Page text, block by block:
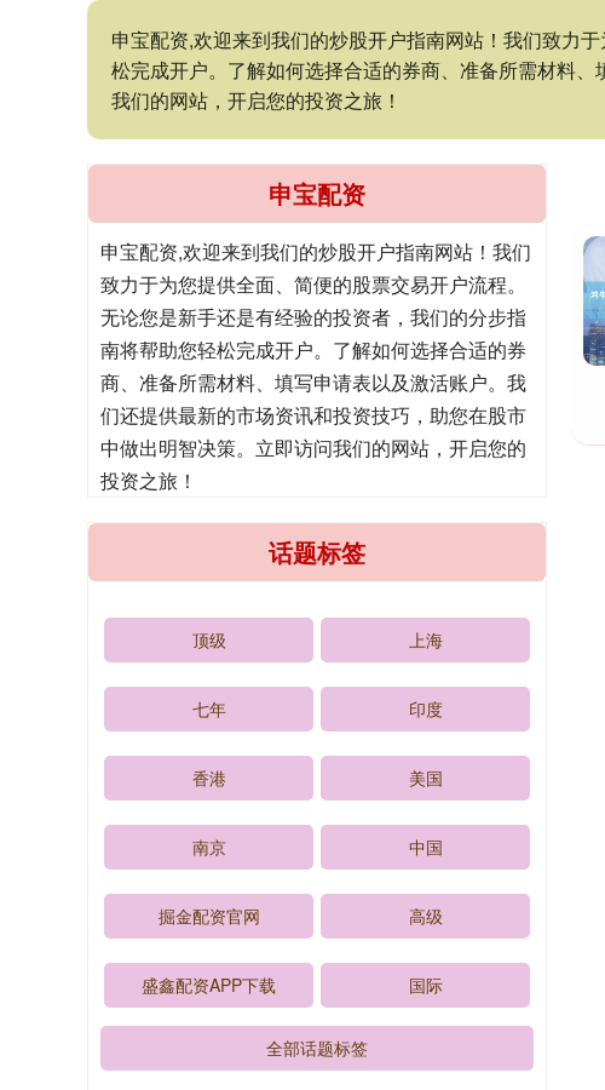
申宝配资,欢迎来到我们的炒股开户指南网站！我们致力
松完成开户。了解如何选择合适的券商、准备所需材料
我们的网站，开启您的投资之旅！
申宝配资
申宝配资,欢迎来到我们的炒股开户指南网站！我们
致力于为您提供全面、简便的股票交易开户流程。
无论您是新手还是有经验的投资者，我们的分步指
南将帮助您轻松完成开户。了解如何选择合适的券
商、准备所需材料、填写申请表以及激活账户。我
们还提供最新的市场资讯和投资技巧，助您在股市
中做出明智决策。立即访问我们的网站，开启您的
投资之旅！
话题标签
顶级 上海
七年 印度
香港 美国
南京 中国
掘金配资官网 高级
盛鑫配资APP下载 国际
全部话题标签